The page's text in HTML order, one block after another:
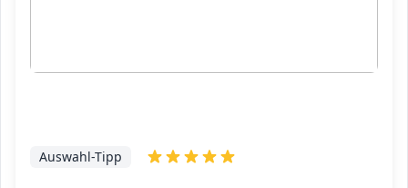
Auswahl-Tipp